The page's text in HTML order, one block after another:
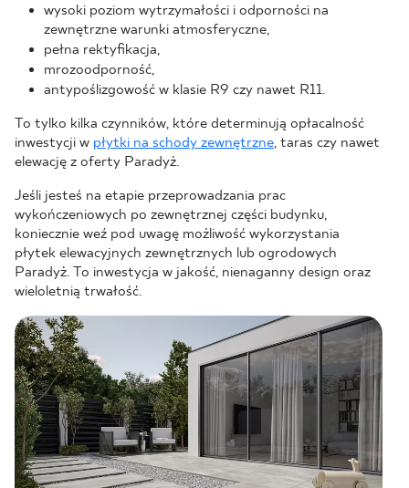
wysoki poziom wytrzymałości i odporności na
zewnętrzne warunki atmosferyczne,
pełna rektyfikacja,
mrozoodporność,
antypoślizgowość w klasie R9 czy nawet R11.
To tylko kilka czynników, które determinują opłacalność
inwestycji w płytki na schody zewnętrzne, taras czy nawet
elewację z oferty Paradyż.
Jeśli jesteś na etapie przeprowadzania prac
wykończeniowych po zewnętrznej części budynku,
koniecznie weź pod uwagę możliwość wykorzystania
płytek elewacyjnych zewnętrznych lub ogrodowych
Paradyż. To inwestycja w jakość, nienaganny design oraz
wieloletnią trwałość.